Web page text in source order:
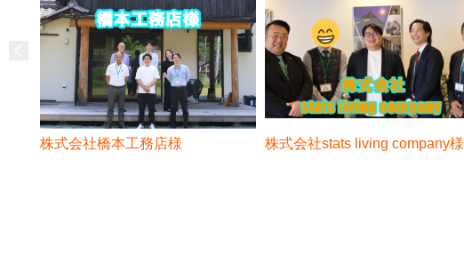
株式会社橋本工務店様 株式会社stats living company様